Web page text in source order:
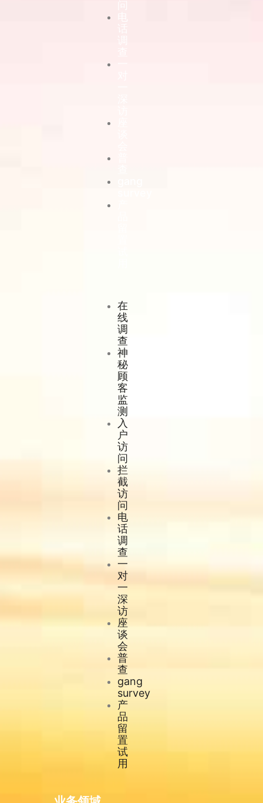
在
线
调
查
神
秘
顾
客
监
测
入
户
访
问
拦
截
访
问
电
话
调
查
一
对
一
深
访
座
谈
会
普
查
gang
survey
产
品
留
置
试
用